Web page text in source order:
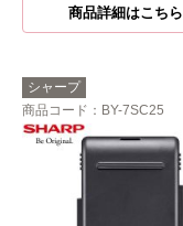
商品詳細はこちら
シャープ
商品コード ：BY-7SC25